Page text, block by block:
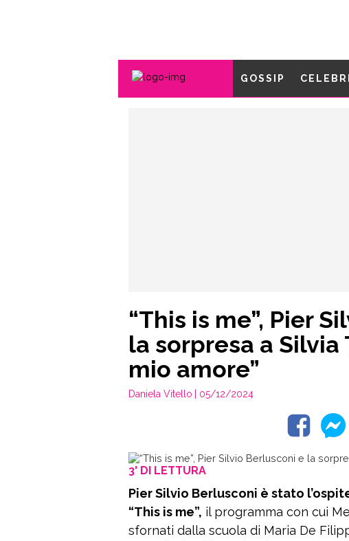
GOSSIP
“This is me”, Pier
la sorpresa a Silvia
mio amore”
Daniela Vitello | 05/12/2024
3' DI LETTURA
Pier Silvio Berlusconi è stato
“This is me”, il programma con cui
sfornati dalla scuola di Maria De